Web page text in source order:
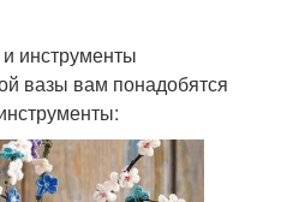
инструменты
вазы вам понадобятся